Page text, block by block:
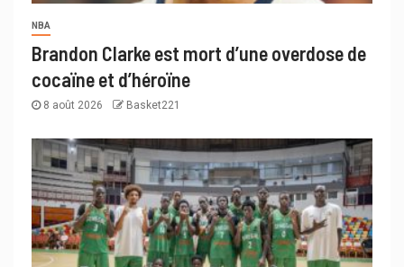
NBA
Brandon Clarke est mort d’une overdose de
cocaïne et d’héroïne
8 août 2026 Basket221